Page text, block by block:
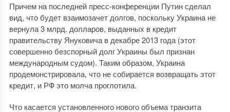
Причем на последней пресс-конференции Путин сделал
вид, что будет взаимозачет долгов, поскольку Украина не
вернула 3 млрд. долларов, выданных в кредит
правительству Януковича в декабре 2013 года (этот
совершенно безспорный долг Украины был признан
международным судом). Таким образом, Украина
продемонстрировала, что не собирается возвращать этот
кредит, и РФ это молча проглотила.
Что касается установленного нового объема транзита